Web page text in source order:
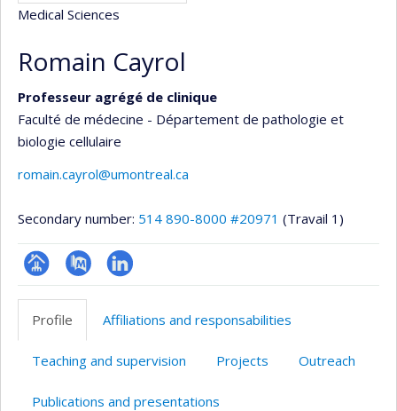
Medical Sciences
Romain Cayrol
Professeur agrégé de clinique
Faculté de médecine - Département de pathologie et
biologie cellulaire
romain.cayrol@umontreal.ca
Secondary number: 514 890-8000 #20971 (Travail 1)
Page
professionnelle
PubMedLinkedIn
Profile
Affiliations and responsabilities
Teaching and supervision Projects Outreach
Publications and presentations